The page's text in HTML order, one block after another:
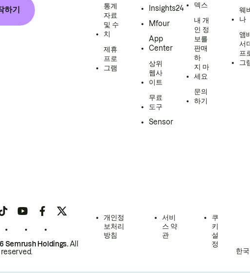
하기
통계
자료
및 수
치
제휴
프로
그램
Insights24
Mfour
App
Center
상위
웹사
이트
무료
도구
Sensor
덱스
내 개
인 정
보를
판매
하
지 마
세요
문의
하기
웨
나
앰
서
프
그
Semrush Holdings.All
개인정
보처리
방침
서비
스 약
관
쿠
키
설
정
한